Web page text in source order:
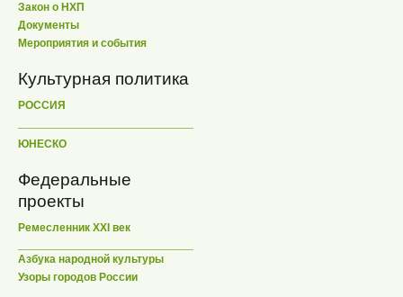
Закон о НХП
Документы
Мероприятия и события
Культурная политика
РОССИЯ
ЮНЕСКО
Федеральные
проекты
Ремесленник XXI век
Азбука народной культуры
Узоры городов России